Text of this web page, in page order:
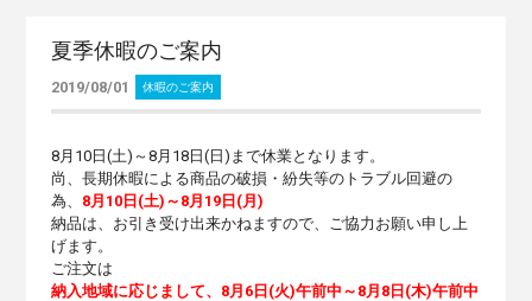
夏季休暇のご案内
2019/08/01 休暇のご案内
8月10日(土)～8月18日(日)まで休業となります。
尚、長期休暇による商品の破損・紛失等のトラブル回避の
為、 8月 10日 (土) ～ 8月 19日 (月 )
納品は、お引き受け出来かねますので、ご協力お願い申し上
げます。
ご注文は
納入地域に応じまして、 8月 6日 (火)午前中～ 8月 8日 (木)午前中